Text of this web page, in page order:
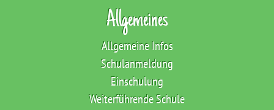
Allgemeines
Allgemeine Infos
Schulanmeldung
Einschulung
Weiterführende Schule